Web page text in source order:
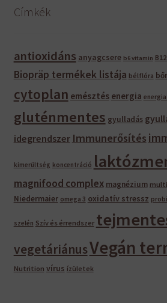
Címkék
antioxidáns anyagcsere b6 vitamin
Biopräp termékek listája bélflóra
cytoplan emésztés energia
gluténmentes gyulladás
idegrendszer Immunerősítés
kimerültség koncentráció
magnifood complex magnézium
Niedermaier omega 3 oxidatív stressz
szelén Szív és érrendszer
vegetáriánusVegán
Nutrition vírus ízületek